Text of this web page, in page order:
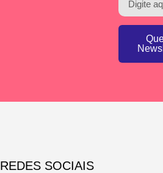
REDES SOCIAIS